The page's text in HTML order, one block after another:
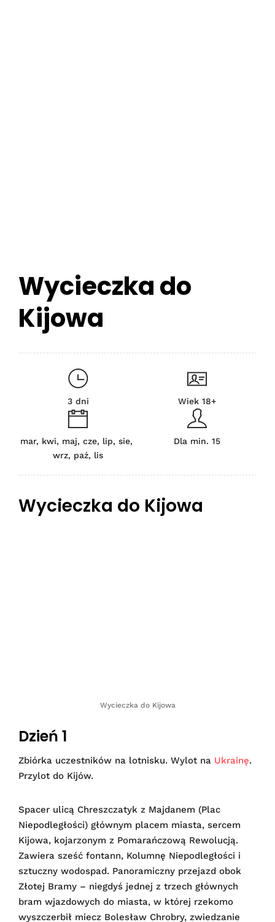
Wycieczka do
Kijowa
3 dni Wiek 18+
mar, kwi, maj, cze, lip, sie,
wrz, paź, lis
Dla min. 15
Wycieczka do Kijowa
Wycieczka do Kijowa
Dzień 1
Zbiórka uczestników na lotnisku. Wylot na Ukrainę.
Przylot do Kijów.
Spacer ulicą Chreszczatyk z Majdanem (Plac
Niepodległości) głównym placem miasta, sercem
Kijowa, kojarzonym z Pomarańczową Rewolucją.
Zawiera sześć fontann, Kolumnę Niepodległości i
sztuczny wodospad. Panoramiczny przejazd obok
Złotej Bramy – niegdyś jednej z trzech głównych
bram wjazdowych do miasta, w której rzekomo
wyszczerbił miecz Bolesław Chrobry, zwiedzanie